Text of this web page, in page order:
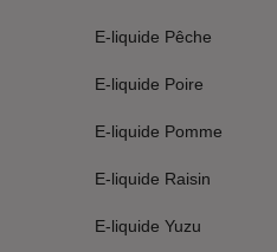
E-liquide Pêche
E-liquide Poire
E-liquide Pomme
E-liquide Raisin
E-liquide Yuzu